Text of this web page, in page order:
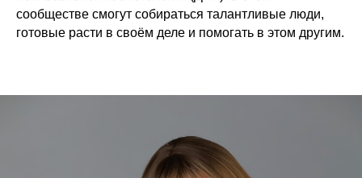
сообществе смогут собираться талантливые люди,
готовые расти в своём деле и помогать в этом другим.